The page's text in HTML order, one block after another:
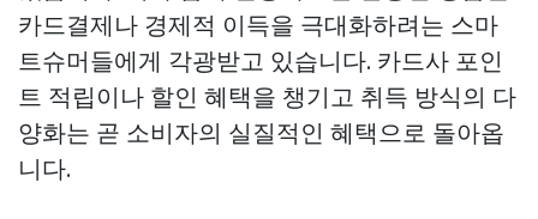
카드결제나 경제적 이득을 극대화하려는 스마
트슈머들에게 각광받고 있습니다. 카드사 포인
트 적립이나 할인 혜택을 챙기고 취득 방식의 다
양화는 곧 소비자의 실질적인 혜택으로 돌아옵
니다.